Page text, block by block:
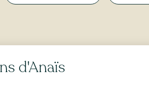
d'Anaïs